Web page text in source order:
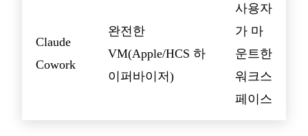
Claude
Cowork
완전한
VM(Apple/HCS 하
이퍼바이저)
사용자
가 마
운트한
워크스
페이스